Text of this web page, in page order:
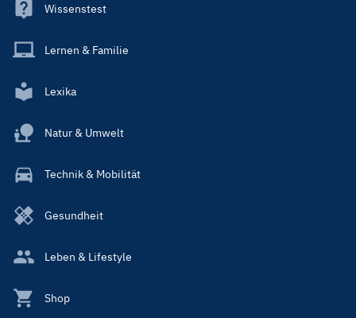
Wissenstest
Lernen & Familie
Lexika
Natur & Umwelt
Technik & Mobilität
Gesundheit
Leben & Lifestyle
Shop